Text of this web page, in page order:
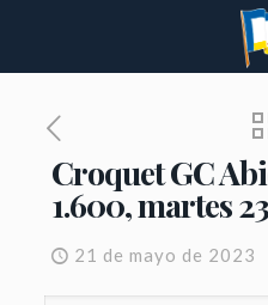
Croquet GC
1.600, martes
21 de mayo de 2023